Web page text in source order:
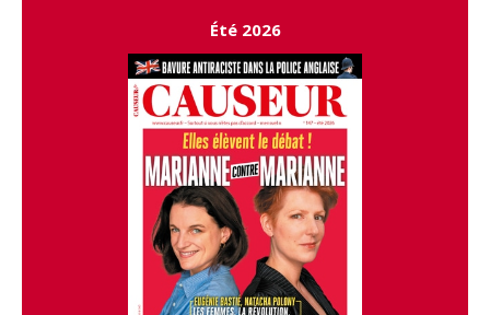
Été 2026